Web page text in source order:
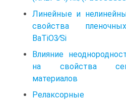
Линейные и
свойства
BaTiO3∕Si
Влияние
на свойства
материалов